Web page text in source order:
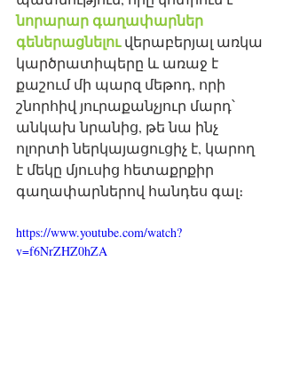
նորարար գաղափարներ
գեներացնելու վերաբերյալ առկա
կարծրատիպերը և առաջ է
քաշում մի պարզ մեթոդ, որի
շնորհիվ յուրաքանչյուր մարդ՝
անկախ նրանից, թե նա ինչ
ոլորտի ներկայացուցիչ է, կարող
է մեկը մյուսից հետաքրքիր
գաղափարներով հանդես գալ։
https://www.youtube.com/watch?
v=f6NrZHZ0hZA